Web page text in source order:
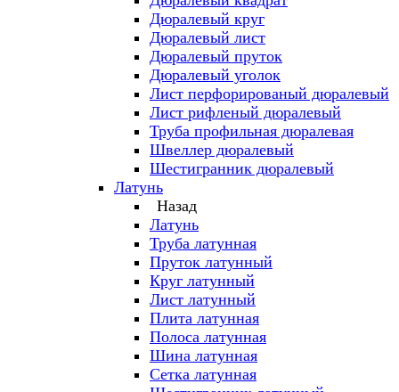
Дюралевый круг
Дюралевый лист
Дюралевый пруток
Дюралевый уголок
Лист перфорированый дюралевый
Лист рифленый дюралевый
Труба профильная дюралевая
Швеллер дюралевый
Шестигранник дюралевый
Латунь
Назад
Латунь
Труба латунная
Пруток латунный
Круг латунный
Лист латунный
Плита латунная
Полоса латунная
Шина латунная
Сетка латунная